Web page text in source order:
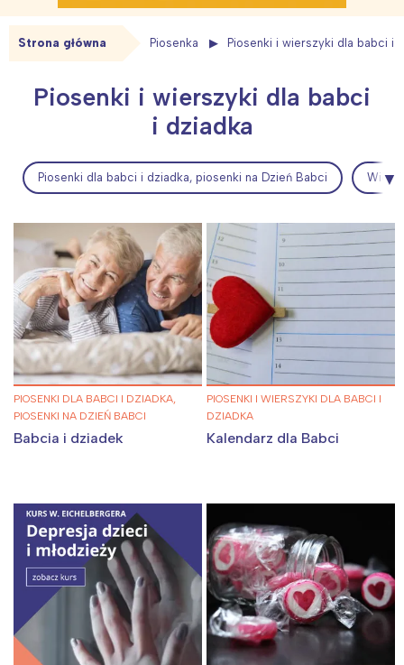
Strona główna Piosenka Piosenki i wierszyki dla babci i
Piosenki i wierszyki dla babci
i dziadka
Piosenki dla babci i dziadka, piosenki na Dzień Babci
PIOSENKI DLA BABCI I DZIADKA,
PIOSENKI NA DZIEŃ BABCI
Babcia i dziadek
PIOSENKI I WIERSZYKI DLA BABCI I
DZIADKA
Kalendarz dla Babci